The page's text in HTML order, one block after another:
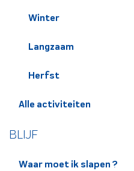
Winter
Langzaam
Herfst
Alle activiteiten
BLIJF
Waar moet ik slapen ?